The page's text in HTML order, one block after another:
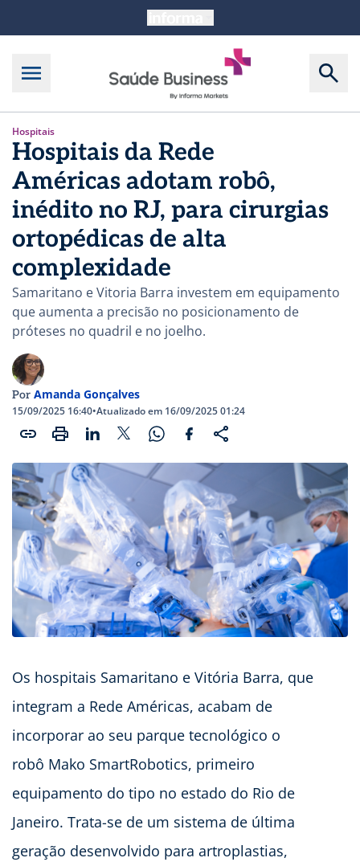
Hospitais
Hospitais da Rede
Américas adotam robô,
inédito no RJ, para cirurgias
ortopédicas de alta
complexidade
Samaritano e Vitoria Barra investem em equipamento
que aumenta a precisão no posicionamento de
próteses no quadril e no joelho.
Por Amanda Gonçalves
15/09/2025 16:40•Atualizado em 16/09/2025 01:24
Os hospitais Samaritano e Vitória Barra, que
integram a Rede Américas, acabam de
incorporar ao seu parque tecnológico o
robô Mako SmartRobotics, primeiro
equipamento do tipo no estado do Rio de
Janeiro. Trata-se de um sistema de última
geração desenvolvido para artroplastias,